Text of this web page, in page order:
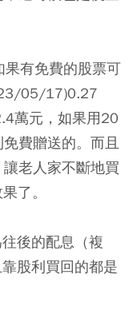
有免費的股票可
05/17)0.27
萬元，如果用20
費贈送的。而且
老人家不斷地買
了。
後的配息（複
股利買回的都是